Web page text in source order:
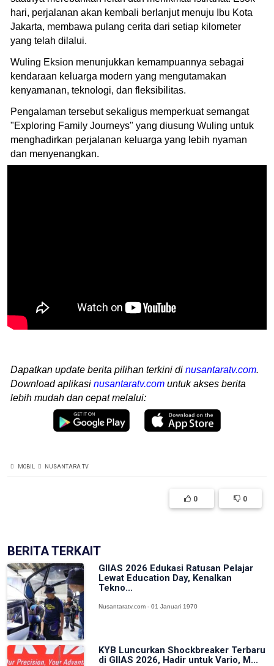
hari, perjalanan akan kembali berlanjut menuju Ibu Kota
Jakarta, membawa pulang cerita dari setiap kilometer
yang telah dilalui.
Wuling Eksion menunjukkan kemampuannya sebagai
kendaraan keluarga modern yang mengutamakan
kenyamanan, teknologi, dan fleksibilitas.
Pengalaman tersebut sekaligus memperkuat semangat
"Exploring Family Journeys" yang diusung Wuling untuk
menghadirkan perjalanan keluarga yang lebih nyaman
dan menyenangkan.
Dapatkan update berita pilihan terkini di nusantaratv.com.
Download aplikasi nusantaratv.com untuk akses berita
lebih mudah dan cepat melalui:
MOBIL NUSANTARA TV
0 0
BERITA TERKAIT
GIIAS 2026 Edukasi Ratusan Pelajar
Lewat Education Day, Kenalkan
Tekno...
Nusantaratv.com - 01 Januari 1970
KYB Luncurkan Shockbreaker Terbaru
di GIIAS 2026, Hadir untuk Vario, M...